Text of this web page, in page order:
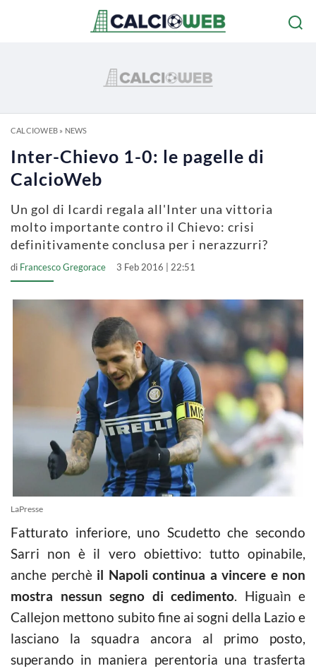
CALCIOWEB» NEWS
Inter-Chievo 1-0: le pagelle di
CalcioWeb
Un gol di Icardi regala all'Inter una vittoria
molto importante contro il Chievo: crisi
definitivamente conclusa per i nerazzurri?
di Francesco Gregorace 3 Feb 2016 | 22:51
LaPresse
Fatturato inferiore, uno Scudetto che secondo
Sarri non è il vero obiettivo: tutto opinabile,
anche perchè il Napoli continua a vincere e non
mostra nessun segno di cedimento. Higuaìn e
Callejon mettono subito fine ai sogni della Lazio e
lasciano la squadra ancora al primo posto,
superando in maniera perentoria una trasferta